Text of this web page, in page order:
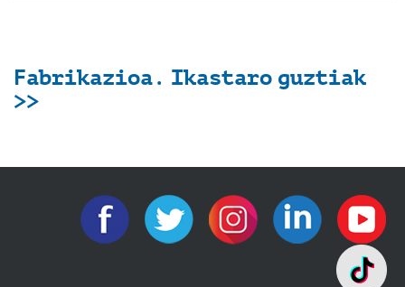
Fabrikazioa. Ikastaro guztiak
>>